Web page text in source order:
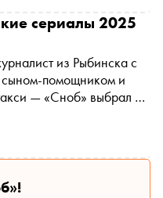
сериалы 2025
из Рыбинска с
сыном-помощником и
— «Сноб» выбрал 10